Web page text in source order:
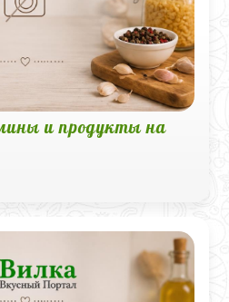
и продукты на